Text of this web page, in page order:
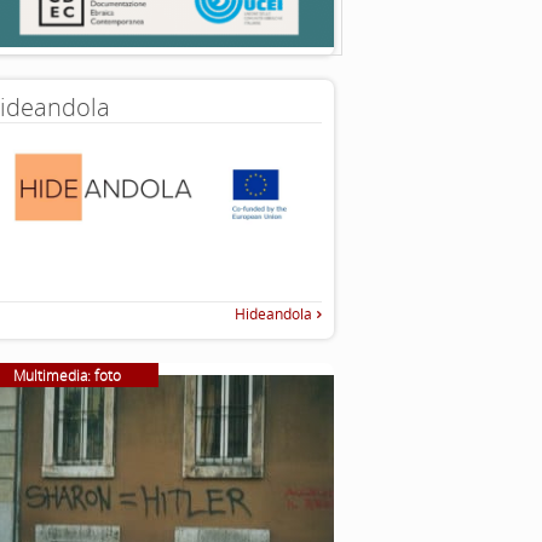
Hideandola
Multimedia: foto